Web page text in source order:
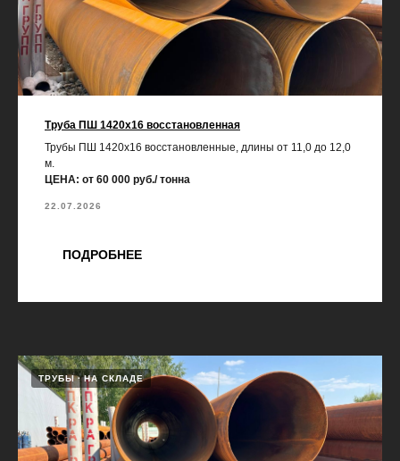
Труба ПШ 1420х16 восстановленная
Трубы ПШ 1420х16 восстановленные, длины от 11,0 до 12,0
м.
ЦЕНА: от 60 000 руб./ тонна
22.07.2026
ПОДРОБНЕЕ
ТРУБЫ НА СКЛАДЕ